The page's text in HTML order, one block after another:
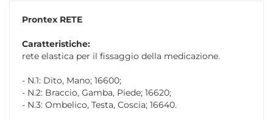
Prontex RETE
Caratteristiche:
rete elastica per il fissaggio della medicazione.
- N.1: Dito, Mano; 16600;
- N.2: Braccio, Gamba, Piede; 16620;
- N.3: Ombelico, Testa, Coscia; 16640.